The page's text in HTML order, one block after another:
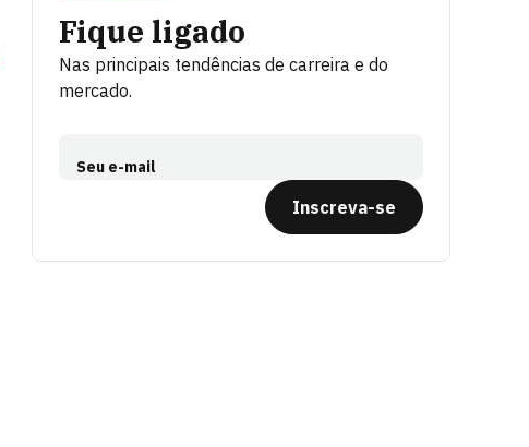
Fique ligado
Nas principais tendências de carreira e do
mercado.
Seu e-mail
Inscreva-se